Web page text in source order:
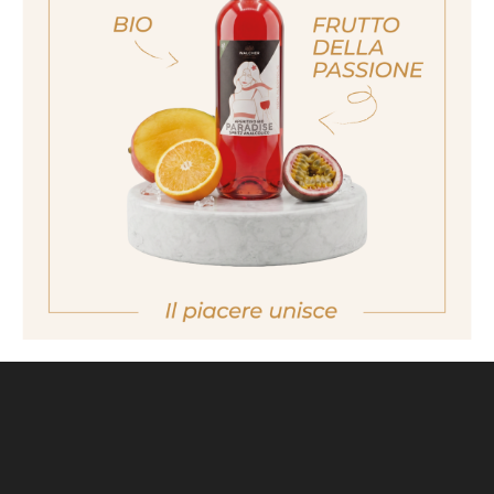
ich bin nicht volljährig
non sono maggiorenne
No I am not of legal drinking age